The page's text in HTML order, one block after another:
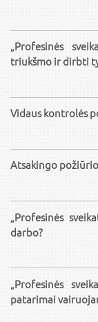
„Profesinės
triukšmo ir dirbti
Vidaus kontrolės
Atsakingo
„Profesinės
darbo?
„Profesinės
patarimai